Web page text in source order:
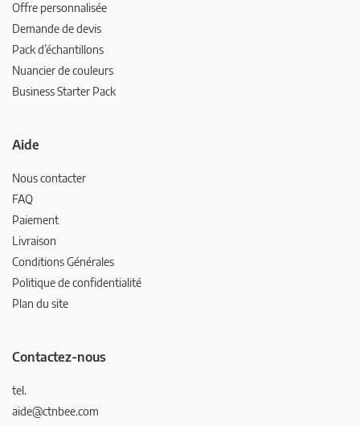
Offre personnalisée
Demande de devis
Pack d’échantillons
Nuancier de couleurs
Business Starter Pack
Aide
Nous contacter
FAQ
Paiement
Livraison
Conditions Générales
Politique de confidentialité
Plan du site
Contactez-nous
tel.
aide@ctnbee.com